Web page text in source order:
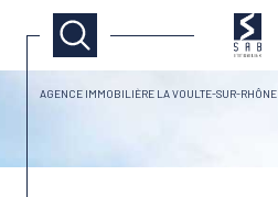
AGENCE IMMOBILIÈRE LA VOULTE-SUR-RHÔNE